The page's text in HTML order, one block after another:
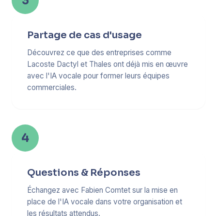
Partage de cas d'usage
Découvrez ce que des entreprises comme
Lacoste Dactyl et Thales ont déjà mis en œuvre
avec l'IA vocale pour former leurs équipes
commerciales.
4
Questions & Réponses
Échangez avec Fabien Comtet sur la mise en
place de l'IA vocale dans votre organisation et
les résultats attendus.